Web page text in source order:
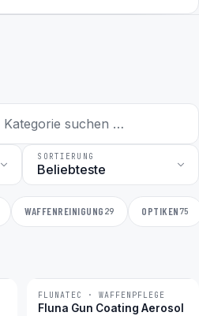
SORTIERUNG
WAFFENREINIGUNG 29 OPTIKEN75
BESTSELLER
FLUNATEC · WAFFENPFLEGE
Fluna Gun Coating Aerosol